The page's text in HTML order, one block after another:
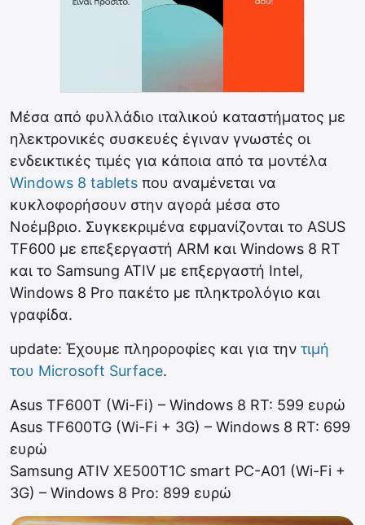
Μέσα από φυλλάδιο ιταλικού καταστήματος με
ηλεκτρονικές συσκευές έγιναν γνωστές οι
ενδεικτικές τιμές για κάποια από τα μοντέλα
Windows 8 tablets που αναμένεται να
κυκλοφορήσουν στην αγορά μέσα στο
Νοέμβριο. Συγκεκριμένα εφμανίζονται το ASUS
TF600 με επεξεργαστή ARM και Windows 8 RT
και το Samsung ATIV με επξεργαστή Intel,
Windows 8 Pro πακέτο με πληκτρολόγιο και
γραφίδα.
update: Έχουμε πληροροφίες και για την τιμή
του Microsoft Surface.
Asus TF600T (Wi-Fi) – Windows 8 RT: 599 ευρώ
Asus TF600TG (Wi-Fi + 3G) – Windows 8 RT: 699
ευρώ
Samsung ATIV XE500T1C smart PC-A01 (Wi-Fi +
3G) – Windows 8 Pro: 899 ευρώ